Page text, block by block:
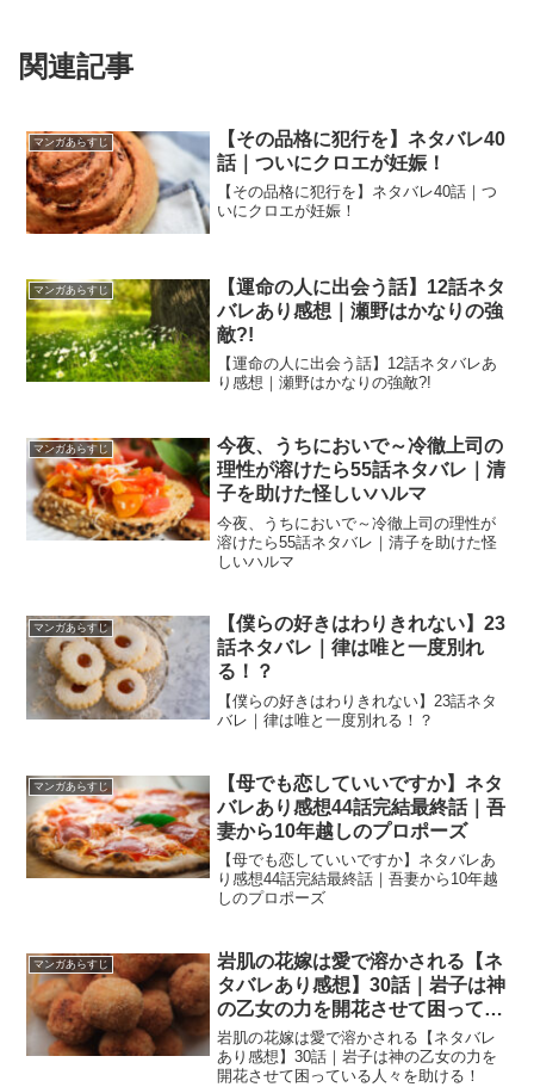
関連記事
マンガあらすじ
【その品格に犯行を】ネタバレ40
話｜ついにクロエが妊娠！
【その品格に犯行を】ネタバレ40話｜つ
いにクロエが妊娠！
マンガあらすじ
【運命の人に出会う話】12話ネタ
バレあり感想｜瀬野はかなりの強
敵?!
【運命の人に出会う話】12話ネタバレあ
り感想｜瀬野はかなりの強敵?!
マンガあらすじ
今夜、うちにおいで～冷徹上司の
理性が溶けたら55話ネタバレ｜清
子を助けた怪しいハルマ
今夜、うちにおいで～冷徹上司の理性が
溶けたら55話ネタバレ｜清子を助けた怪
しいハルマ
マンガあらすじ
【僕らの好きはわりきれない】23
話ネタバレ｜律は唯と一度別れ
る！？
【僕らの好きはわりきれない】23話ネタ
バレ｜律は唯と一度別れる！？
マンガあらすじ
【母でも恋していいですか】ネタ
バレあり感想44話完結最終話｜吾
妻から10年越しのプロポーズ
【母でも恋していいですか】ネタバレあ
り感想44話完結最終話｜吾妻から10年越
しのプロポーズ
マンガあらすじ
岩肌の花嫁は愛で溶かされる【ネ
タバレあり感想】30話｜岩子は神
の乙女の力を開花させて困ってい
る人々を助ける！
岩肌の花嫁は愛で溶かされる【ネタバレ
あり感想】30話｜岩子は神の乙女の力を
開花させて困っている人々を助ける！